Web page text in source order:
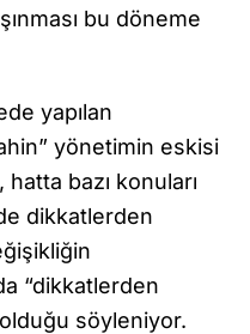
bu döneme
yapılan
yönetimin eskisi
bazı konuları
dikkatlerden
“dikkatlerden
söyleniyor.